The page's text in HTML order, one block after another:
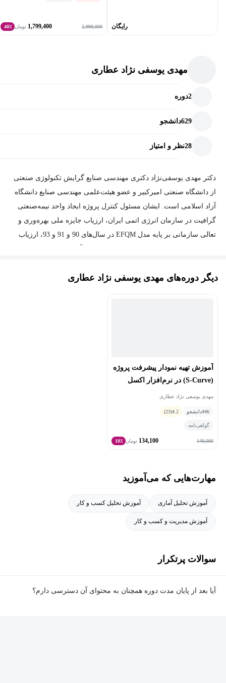
رایگان 2,999,000
1,799,400 تومان 40٪
مهدی یوسفی نژاد عطاری
2دوره
629دانشجو
28نظر و امتیاز
دکتر مهدی یوسفی‌نژاد دکتری مهندسی صنایع گرایش تکنولوژی صنعتی
از دانشگاه صنعتی امیرکبیر و عضو هیئت‌علمی مهندسی صنایع دانشگاه
آزاد اسلامی است. ایشان مسئول کنترل پروژه ایجاد واحد نیمه‌صنعتی
گرافیت در سازمان انرژی اتمی ایران، ارزیاب جایزه ملی بهره‌وری و
تعالی سازمانی بر پایه مدل EFQM در سال‌های 90 و 91 و 93، ارزیاب
کاوه بوده و همچنین سابقه برگزاری بیش از 1000 ساعت دوره آموزشیدیگر دوره‌های مهدی یوسفی نژاد عطاری
آموزش تهیه نمودار پیشرفت پروژه
(S-Curve) در نرم‌افزار اکسل
مهدی یوسفی نژاد عطاری
446دانشجو 4.2
(23)
گواهی‌نامه
149,000
134,100 تومان 10٪
مهارت‌هایی که می‌آموزید
آموزش تحلیل آماری آموزش تحلیل کسب و کار
آموزش مدیریت و کسب و کار
سوالات پرتکرار
آیا بعد از پایان مدت دوره همچنان به محتوای آن دسترسی دارم؟